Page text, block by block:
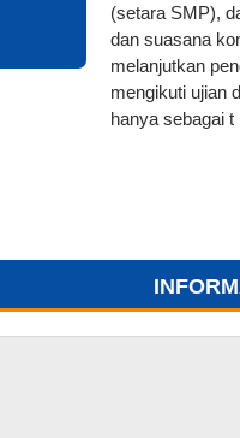
(setara SMP),
dan suasana
melanjutkan
mengikuti ujian
hanya sebagai t